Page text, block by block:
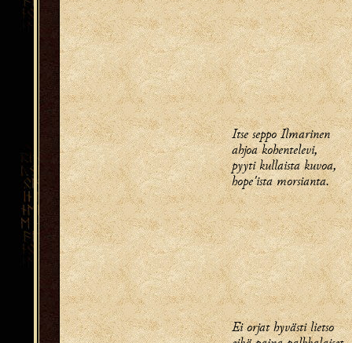
Itse seppo Ilmarinen
ahjoa kohentelevi,
pyyti kullaista kuvoa,
hope'ista morsianta.
Ei orjat hyvästi lietso